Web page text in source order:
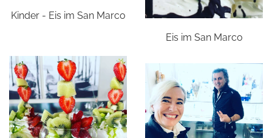
Kinder - Eis im San Marco
Eis im San Marco